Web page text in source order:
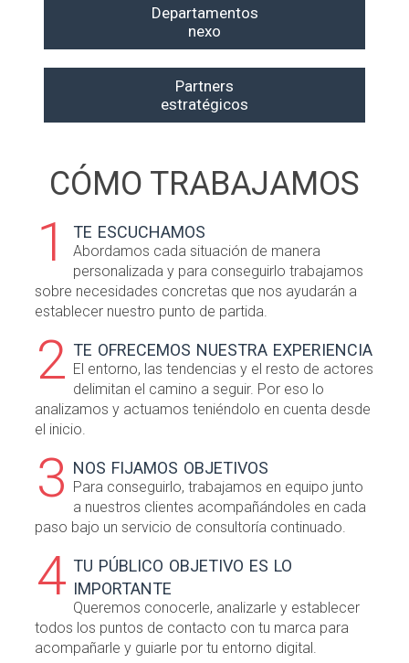
Departamentos
nexo
Partners
estratégicos
CÓMO TRABAJAMOS
1 te escuchamos
Abordamos cada situación de manera
personalizada y para conseguirlo trabajamos
sobre necesidades concretas que nos ayudarán a
establecer nuestro punto de partida.
2 te ofrecemos nuestra experiencia
El entorno, las tendencias y el resto de actores
delimitan el camino a seguir. Por eso lo
analizamos y actuamos teniéndolo en cuenta desde
el inicio.
3 nos fijamos objetivos
Para conseguirlo, trabajamos en equipo junto
a nuestros clientes acompañándoles en cada
paso bajo un servicio de consultoría continuado.
4 tu público objetivo es lo
importante
Queremos conocerle, analizarle y establecer
todos los puntos de contacto con tu marca para
acompañarle y guiarle por tu entorno digital.